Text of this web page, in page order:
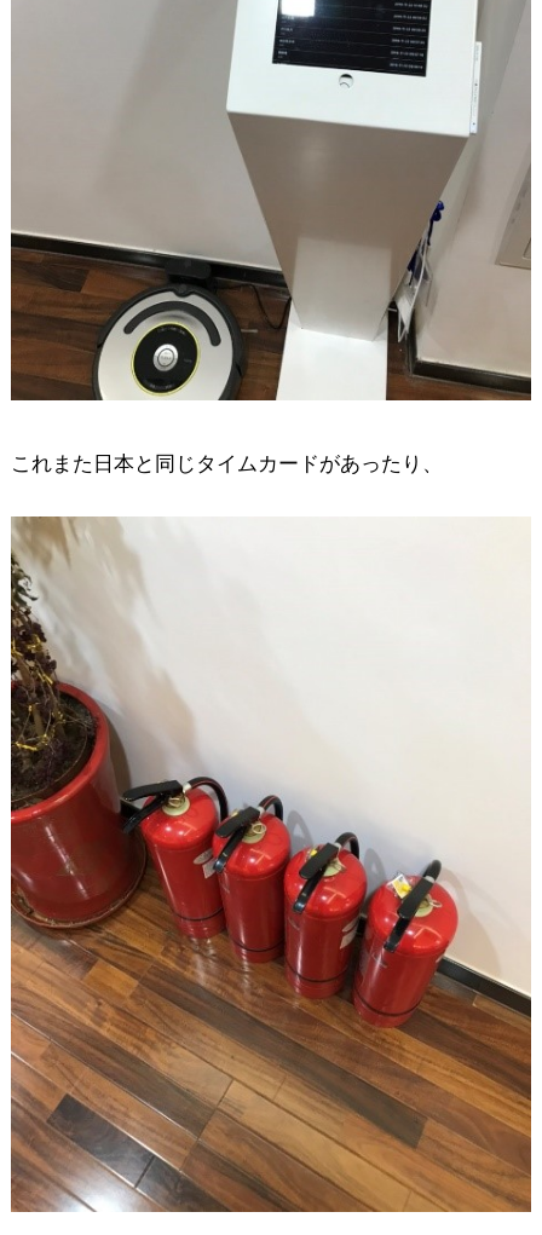
これまた日本と同じタイムカードがあったり、